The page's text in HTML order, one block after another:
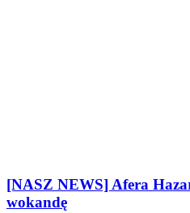
[NASZ NEWS] Afera
wokandę